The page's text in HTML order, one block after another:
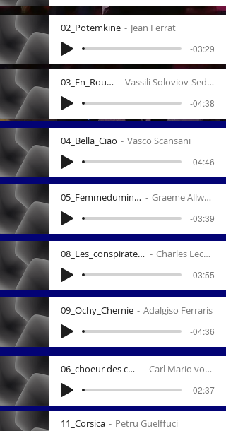
02_Potemkine Jean Ferrat
-03:29
03_En_Route Vassili Soloviov-Sedoï
-04:38
04_Bella_Ciao Vasco Scansani
-04:46
05_Femmedumineur Graeme Allwrigh
-03:39
08_Les_conspirateurs Charles Lecocq
-03:55
09_Ochy_Chernie Adalgiso Ferraris
-04:36
06_choeur des chasseurs Carl Mario von Weber
-02:37
11_Corsica Petru Guelffuci